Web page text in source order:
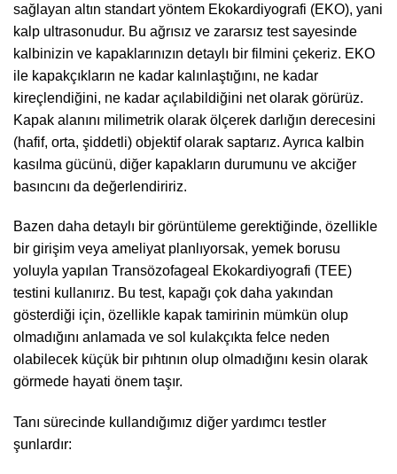
sağlayan altın standart yöntem Ekokardiyografi (EKO), yani
kalp ultrasonudur. Bu ağrısız ve zararsız test sayesinde
kalbinizin ve kapaklarınızın detaylı bir filmini çekeriz. EKO
ile kapakçıkların ne kadar kalınlaştığını, ne kadar
kireçlendiğini, ne kadar açılabildiğini net olarak görürüz.
Kapak alanını milimetrik olarak ölçerek darlığın derecesini
(hafif, orta, şiddetli) objektif olarak saptarız. Ayrıca kalbin
kasılma gücünü, diğer kapakların durumunu ve akciğer
basıncını da değerlendiririz.
Bazen daha detaylı bir görüntüleme gerektiğinde, özellikle
bir girişim veya ameliyat planlıyorsak, yemek borusu
yoluyla yapılan Transözofageal Ekokardiyografi (TEE)
testini kullanırız. Bu test, kapağı çok daha yakından
gösterdiği için, özellikle kapak tamirinin mümkün olup
olmadığını anlamada ve sol kulakçıkta felce neden
olabilecek küçük bir pıhtının olup olmadığını kesin olarak
görmede hayati önem taşır.
Tanı sürecinde kullandığımız diğer yardımcı testler
şunlardır: